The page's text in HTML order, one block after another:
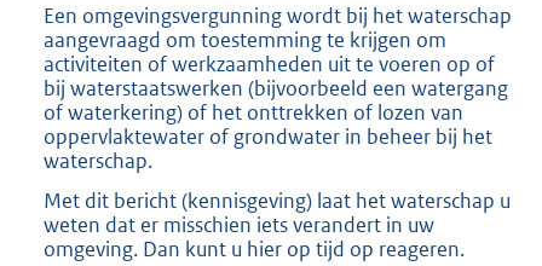
Een omgevingsvergunning wordt bij het waterschap
aangevraagd om toestemming te krijgen om
activiteiten of werkzaamheden uit te voeren op of
bij waterstaatswerken (bijvoorbeeld een watergang
of waterkering) of het onttrekken of lozen van
oppervlaktewater of grondwater in beheer bij het
waterschap.
Met dit bericht (kennisgeving) laat het waterschap u
weten dat er misschien iets verandert in uw
omgeving. Dan kunt u hier op tijd op reageren.